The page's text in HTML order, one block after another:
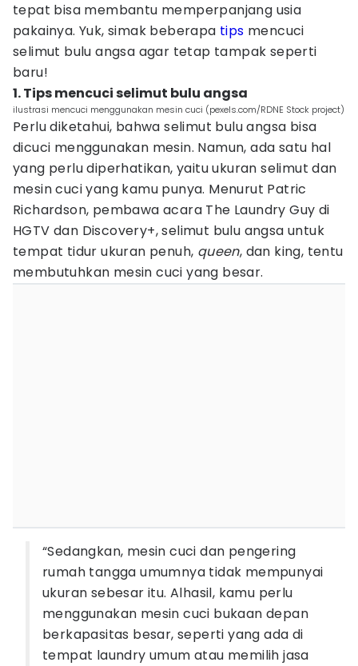
tepat bisa membantu memperpanjang usia
pakainya. Yuk, simak beberapa tips mencuci
selimut bulu angsa agar tetap tampak seperti
baru!
1. Tips mencuci selimut bulu angsa
ilustrasi mencuci menggunakan mesin cuci (pexels.com/RDNE Stock project)
Perlu diketahui, bahwa selimut bulu angsa bisa
dicuci menggunakan mesin. Namun, ada satu hal
yang perlu diperhatikan, yaitu ukuran selimut dan
mesin cuci yang kamu punya. Menurut Patric
Richardson, pembawa acara The Laundry Guy di
HGTV dan Discovery+, selimut bulu angsa untuk
tempat tidur ukuran penuh, queen, dan king, tentu
membutuhkan mesin cuci yang besar.
“Sedangkan, mesin cuci dan pengering
rumah tangga umumnya tidak mempunyai
ukuran sebesar itu. Alhasil, kamu perlu
menggunakan mesin cuci bukaan depan
berkapasitas besar, seperti yang ada di
tempat laundry umum atau memilih jasa